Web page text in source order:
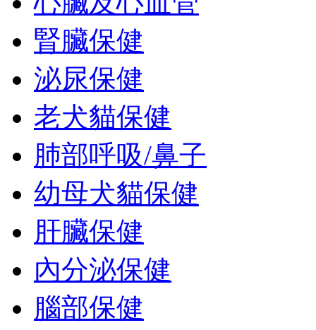
腎臟保健
泌尿保健
老犬貓保健
肺部呼吸/鼻子
幼母犬貓保健
肝臟保健
內分泌保健
腦部保健